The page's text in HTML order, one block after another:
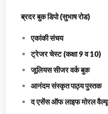
ब्रदर बुक डिपो (सुभाष रोड)
एकांकी संचय
ट्रेजर चेस्ट (कक्षा 9 व 10)
जूलियस सीजर वर्क बुक
आनंदम संस्कृत पाठ्य पुस्तक
द एसेंस ऑफ लाइफ मोरल वैल्यू